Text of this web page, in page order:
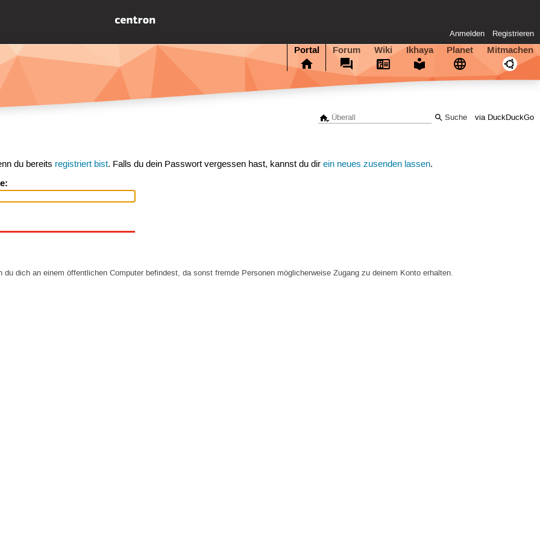
Anmelden Registrieren
Portal Forum Wiki Ikhaya Planet Mitmachen
via DuckDuckGo
du bereits registriert bist. Falls du dein Passwort vergessen hast, kannst du direin neues zusenden lassen.
dich an einem öffentlichen Computer befindest, da sonst fremde Personen möglicherweise Zugang zu deinem Konto erhalten.